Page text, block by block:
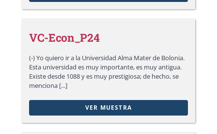
VC-Econ_P24
(-) Yo quiero ir a la Universidad Alma Mater de Bolonia.
Esta universidad es muy importante, es muy antigua.
Existe desde 1088 y es muy prestigiosa; de hecho, se
menciona [...]
VER MUESTRA